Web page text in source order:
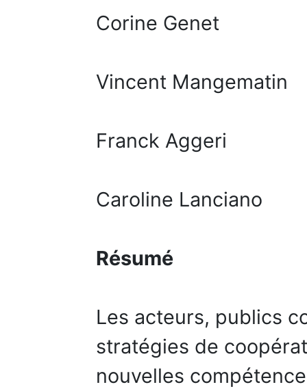
Corine Genet
Vincent Mangematin
Franck Aggeri
Caroline Lanciano
Résumé
Les acteurs, publics
stratégies de
nouvelles